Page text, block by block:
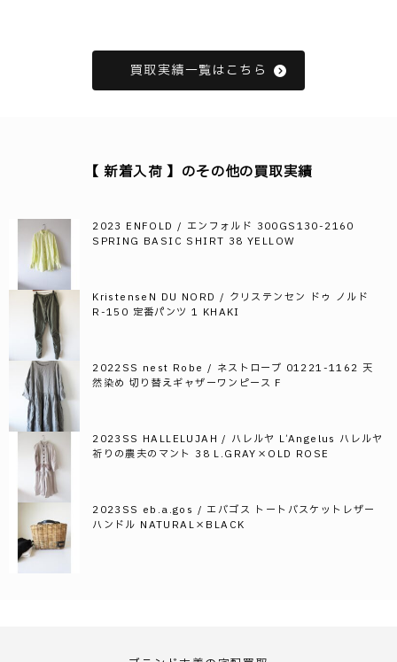
買取実績一覧はこちら
【 新着入荷 】のその他の買取実績
2023 ENFOLD / エンフォルド 300GS130-2160
SPRING BASIC SHIRT 38 YELLOW
KristenseN DU NORD / クリステンセン ドゥ ノルド
R-150 定番パンツ 1 KHAKI
2022SS nest Robe / ネストローブ 01221-1162 天
然染め 切り替えギャザーワンピース F
2023SS HALLELUJAH / ハレルヤ L’Angelus ハレルヤ
祈りの農夫のマント 38 L.GRAY×OLD ROSE
2023SS eb.a.gos / エバゴス トートバスケットレザー
ハンドル NATURAL×BLACK